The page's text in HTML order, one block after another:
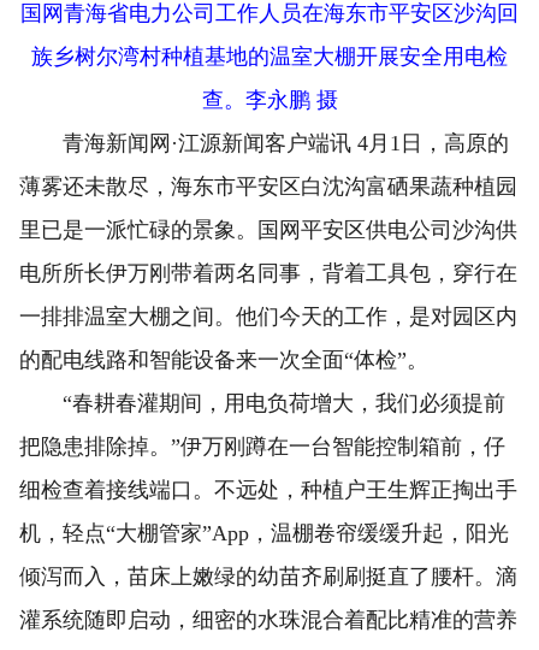
国网青海省电力公司工作人员在海东市平安区沙沟回
族乡树尔湾村种植基地的温室大棚开展安全用电检
查。李永鹏 摄
青海新闻网·江源新闻客户端讯 4月1日，高原的
薄雾还未散尽，海东市平安区白沈沟富硒果蔬种植园
里已是一派忙碌的景象。国网平安区供电公司沙沟供
电所所长伊万刚带着两名同事，背着工具包，穿行在
一排排温室大棚之间。他们今天的工作，是对园区内
的配电线路和智能设备来一次全面“体检”。
“春耕春灌期间，用电负荷增大，我们必须提前
把隐患排除掉。”伊万刚蹲在一台智能控制箱前，仔
细检查着接线端口。不远处，种植户王生辉正掏出手
机，轻点“大棚管家”App，温棚卷帘缓缓升起，阳光
倾泻而入，苗床上嫩绿的幼苗齐刷刷挺直了腰杆。滴
灌系统随即启动，细密的水珠混合着配比精准的营养